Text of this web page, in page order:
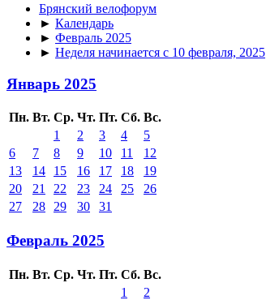
Брянский велофорум
► Календарь
► Февраль 2025
► Неделя начинается с 10 февраля, 2025
Январь 2025
Пн. Вт. Ср. Чт. Пт. Сб. Вс.
1
2 3 4
5
6
7 8 9 10 11
12
13
14 15 16 17 18
19
20
21 22 23 24 25
26
27
28 29 30 31
Февраль 2025
Пн. Вт. Ср. Чт. Пт. Сб. Вс.
1
2